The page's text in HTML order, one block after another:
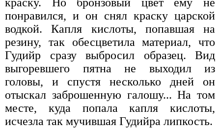
понравился, и он снял краску царской
водкой. Капля кислоты, попавшая на
резину, так обесцветила материал, что
Гудийр сразу выбросил образец. Вид
выгоревшего пятна не выходил из
головы, и спустя несколько дней он
отыскал заброшенную галошу... На том
месте, куда попала капля кислоты,
исчезла так мучившая Гудийра липкость.